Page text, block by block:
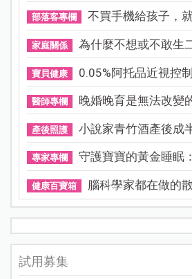
部落客專欄 不買手機給孩子，
家庭關係 為什麼不想或不敢生
寶貝健康 0.05%阿托品近視控
醫師專欄 晚婚晚育是無法改變
產後照護 小說家青竹酒產後成
專家專欄 守護寶寶的黃金睡眠
健康百寶箱 腦科學家都在做的
試用募集